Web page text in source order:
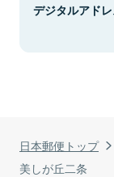
日本郵便トップ
美しが丘二条
デジタルアド